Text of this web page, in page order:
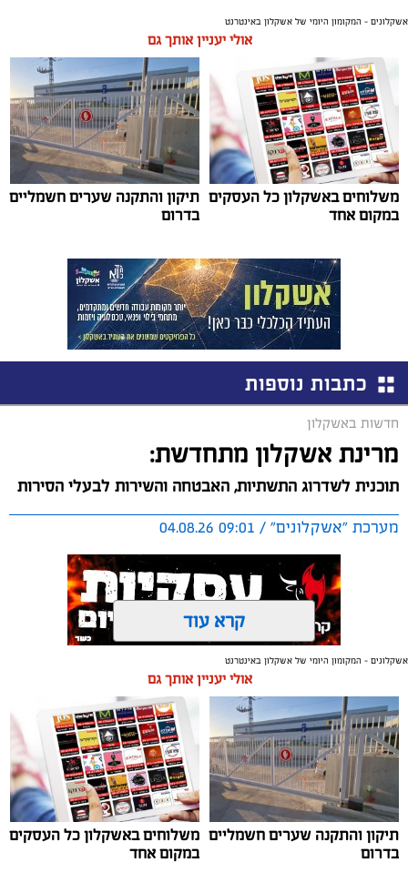
אשקלונים - המקומון היומי של אשקלון באינטרנט
אולי יעניין אותך גם
משלוחים באשקלון כל העסקים
במקום אחד
תיקון והתקנה שערים חשמליים
בדרום
כתבות נוספות
חדשות באשקלון
מרינת אשקלון מתחדשת:
תוכנית לשדרוג התשתיות, האבטחה והשירות לבעלי הסירות
מערכת "אשקלונים" / 09:01 04.08.26
תגים:אשקלון, מרינה
החברה הכלכלית הציגה לנציגי בעלי כלי השייט במרינה
תוכנית השקעה מקיפה הכוללת שדרוג התשתיות, חיזוק
מערך האבטחה, הקמת תחנת דלק חדשה ושיפור השירותים.
מנכ"ל החכ"ל: "כל שקל שנגבה מבעלי הסירות חוזר בחזרה
אליהם באמצעות שיפור המרינה והמשך פיתוחה"
נציגי העוגנים במרינת אשקלון נפגשו השבוע עם מנכ"ל
קרא עוד
אשקלונים - המקומון היומי של אשקלון באינטרנט
אולי יעניין אותך גם
תיקון והתקנה שערים חשמליים
בדרום
משלוחים באשקלון כל העסקים
במקום אחד